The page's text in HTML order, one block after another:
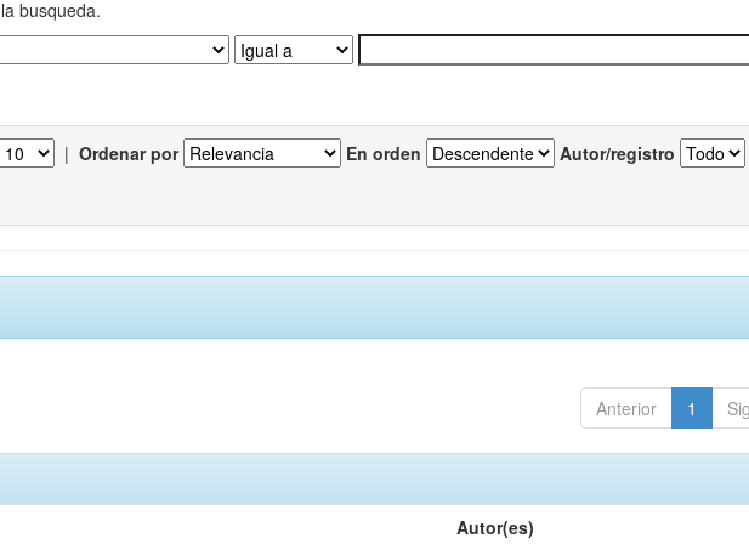
busqueda.
| Ordenar por En orden Autor/registro
Anterior 1
Autor(es)